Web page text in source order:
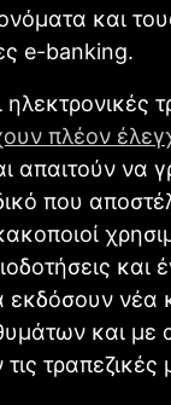
και
e-banking.
πλέον
απαιτούν να
που
και
νέα
και με
τραπεζικές